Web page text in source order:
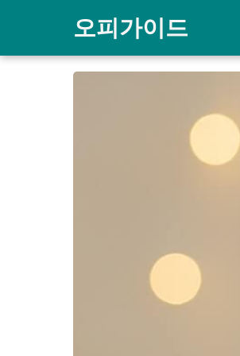
오피가이드